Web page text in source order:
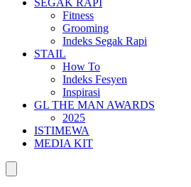
SEGAK RAPI
Fitness
Grooming
Indeks Segak Rapi
STAIL
How To
Indeks Fesyen
Inspirasi
GL THE MAN AWARDS
2025
ISTIMEWA
MEDIA KIT